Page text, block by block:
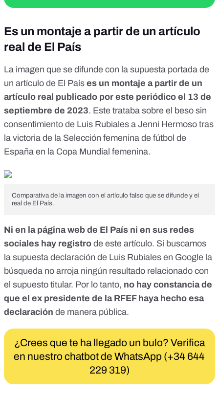
Es un montaje a partir de un artículo
real de El País
La imagen que se difunde con la supuesta portada de
un artículo de El País es un montaje a partir de un
artículo real publicado por este periódico el 13 de
septiembre de 2023. Este trataba sobre el beso sin
consentimiento de Luis Rubiales a Jenni Hermoso tras
la victoria de la Selección femenina de fútbol de
España en la Copa Mundial femenina.
Comparativa de la imagen con el artículo falso que se difunde y el
real de El País.
Ni en la página web de El País ni en sus redes
sociales hay registro de este artículo. Si buscamos
la supuesta declaración de Luis Rubiales en Google la
búsqueda no arroja ningún resultado relacionado con
el supuesto titular. Por lo tanto, no hay constancia de
que el ex presidente de la RFEF haya hecho esa
declaración de manera pública.
¿Crees que te ha llegado un bulo? Verifica
en nuestro chatbot de WhatsApp (+34 644
229 319)